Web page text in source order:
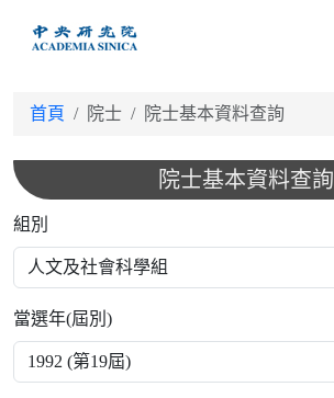
首頁 院士 院士基本資料查詢
院士基本資料查詢
組別
當選年(屆別)